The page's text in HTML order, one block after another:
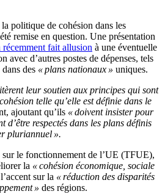
politique de cohésion dans les
remise en question. Une présentation
récemment fait allusion à une éventuelle
avec d’autres postes de dépenses, tels
des « plans nationaux » uniques.
leur soutien aux principes qui sont
telle qu’elle est définie dans le
ajoutant qu’ils « doivent insister pour
d’être respectés dans les plans définis
pluriannuel ».
sur le fonctionnement de l’UE (TFUE),
la « cohésion économique, sociale
sur la « réduction des disparités
» des régions.